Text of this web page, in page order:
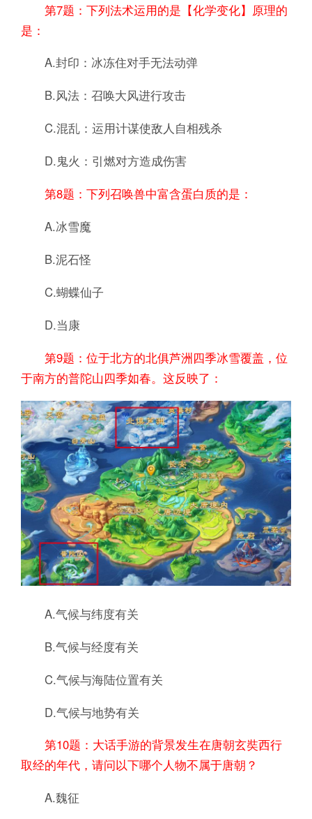
第7题：下列法术运用的是【化学变化】原理的
是：
A.封印：冰冻住对手无法动弹
B.风法：召唤大风进行攻击
C.混乱：运用计谋使敌人自相残杀
D.鬼火：引燃对方造成伤害
第8题：下列召唤兽中富含蛋白质的是：
A.冰雪魔
B.泥石怪
C.蝴蝶仙子
D.当康
第9题：位于北方的北俱芦洲四季冰雪覆盖，位
于南方的普陀山四季如春。这反映了：
A.气候与纬度有关
B.气候与经度有关
C.气候与海陆位置有关
D.气候与地势有关
第10题：大话手游的背景发生在唐朝玄奘西行
取经的年代，请问以下哪个人物不属于唐朝？
A.魏征